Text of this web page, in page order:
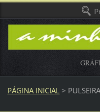
PÁGINA INICIAL >